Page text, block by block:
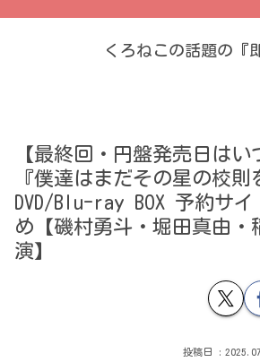
くろねこの話題の『
【最終回・円盤発売日はい
『僕達はまだその星の校則
DVD/Blu-ray BOX 予約サイ
め【磯村勇斗・堀田真由・
演】